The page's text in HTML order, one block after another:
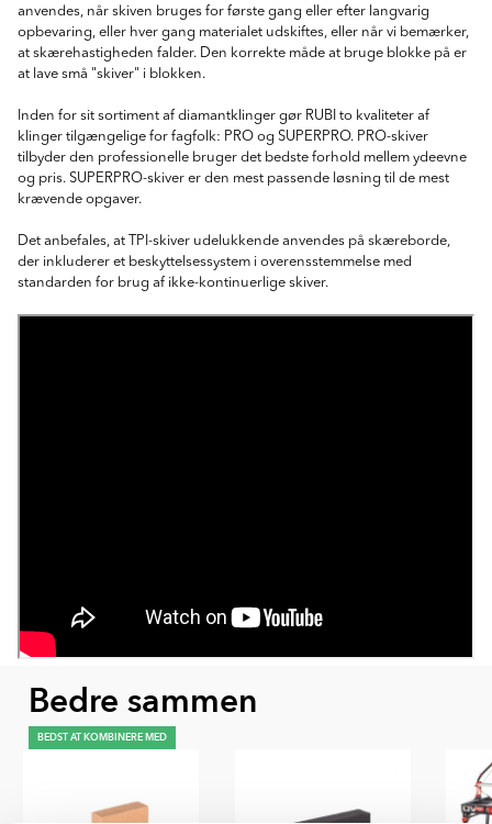
anvendes, når skiven bruges for første gang eller efter langvarig
opbevaring, eller hver gang materialet udskiftes, eller når vi bemærker,
at skærehastigheden falder. Den korrekte måde at bruge blokke på er
at lave små "skiver" i blokken.
Inden for sit sortiment af diamantklinger gør RUBI to kvaliteter af
klinger tilgængelige for fagfolk: PRO og SUPERPRO. PRO-skiver
tilbyder den professionelle bruger det bedste forhold mellem ydeevne
og pris. SUPERPRO-skiver er den mest passende løsning til de mest
krævende opgaver.
Det anbefales, at TPI-skiver udelukkende anvendes på skæreborde,
der inkluderer et beskyttelsessystem i overensstemmelse med
standarden for brug af ikke-kontinuerlige skiver.
Bedre sammen
BEDST AT KOMBINERE MED